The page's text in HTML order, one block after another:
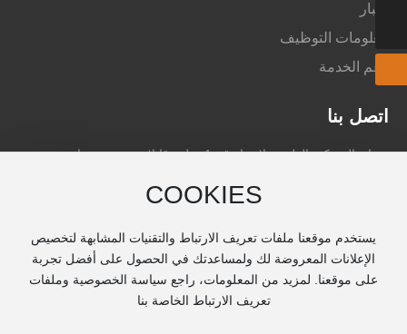
أخبار
معلومات التوظيف
دعم الخدمة
اتصل بنا
عنوان الشركة: الطريق لانهوا رقم 1 , بلدة قانلان , حي دينغهاى ,مدينة
البريد الإلكتروني : info@zjlysf.com
الاتصال : السيد لين 0086-13615800057
COOKIES
يستخدم موقعنا ملفات تعريف الارتباط والتقنيات المشابهة لتخصيص
الإعلانات المعروضة لك ولمساعدتك في الحصول على أفضل تجربة
على موقعنا. لمزيد من المعلومات، راجع سياسة الخصوصية وملفات
تعريف الارتباط الخاصة بنا